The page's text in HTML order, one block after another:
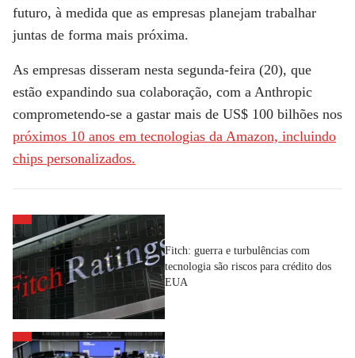
futuro, à medida que as empresas planejam trabalhar
juntas de forma mais próxima.
As empresas disseram nesta segunda-feira (20), que
estão expandindo sua colaboração, com a Anthropic
comprometendo-se a gastar mais de US$ 100 bilhões nos
próximos 10 anos em tecnologias da Amazon, incluindo
chips personalizados.
Fitch: guerra e turbulências com
tecnologia são riscos para crédito dos
EUA